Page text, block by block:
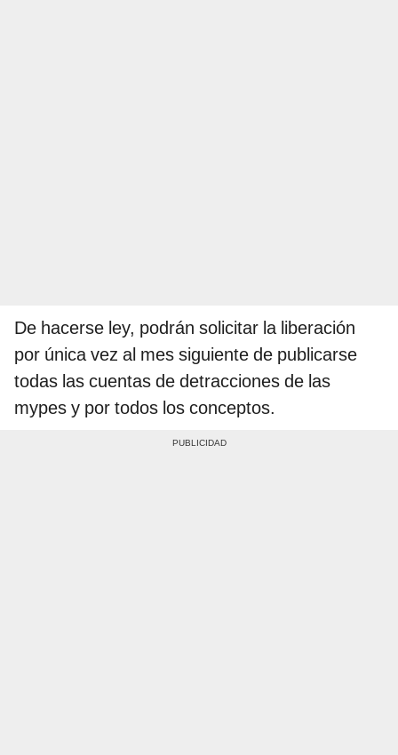
De hacerse ley, podrán solicitar la liberación
por única vez al mes siguiente de publicarse
todas las cuentas de detracciones de las
mypes y por todos los conceptos.